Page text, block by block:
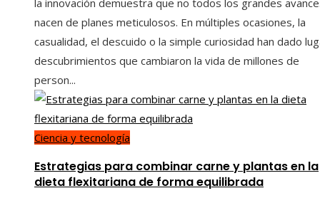
la innovación demuestra que no todos los grandes
nacen de planes meticulosos. En múltiples ocasiones, la
casualidad, el descuido o la simple curiosidad han dado
descubrimientos que cambiaron la vida de millones de
person...
Ciencia y tecnología
Estrategias para combinar carne y plantas en la
dieta flexitariana de forma equilibrada